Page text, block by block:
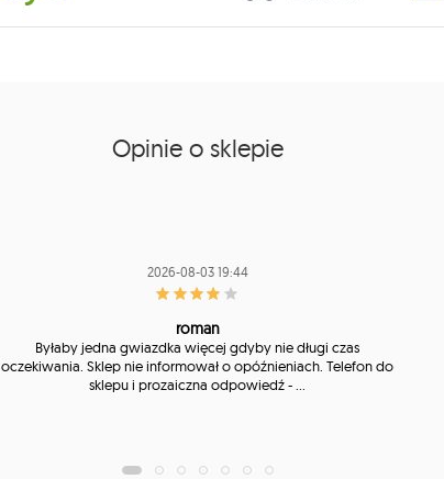
Opinie o sklepie
2026-08-03 19:44
roman
Byłaby jedna gwiazdka więcej gdyby nie długi czas
oczekiwania. Sklep nie informował o opóźnieniach. Telefon do
sklepu i prozaiczna odpowiedź - ...